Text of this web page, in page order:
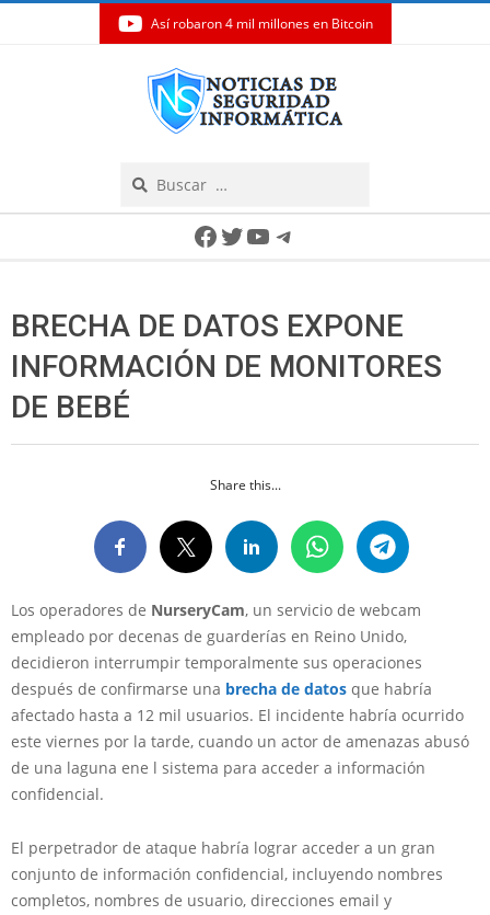
Así robaron 4 mil millones en Bitcoin
Facebook
Twitter
YouTube
Telegram
BRECHA DE DATOS EXPONE
INFORMACIÓN DE MONITORES
DE BEBÉ
Share this...
Los operadores de NurseryCam, un servicio de webcam
empleado por decenas de guarderías en Reino Unido,
decidieron interrumpir temporalmente sus operaciones
después de confirmarse una brecha de datos que habría
afectado hasta a 12 mil usuarios. El incidente habría ocurrido
este viernes por la tarde, cuando un actor de amenazas abusó
de una laguna ene l sistema para acceder a información
confidencial.
El perpetrador de ataque habría lograr acceder a un gran
conjunto de información confidencial, incluyendo nombres
completos, nombres de usuario, direcciones email y